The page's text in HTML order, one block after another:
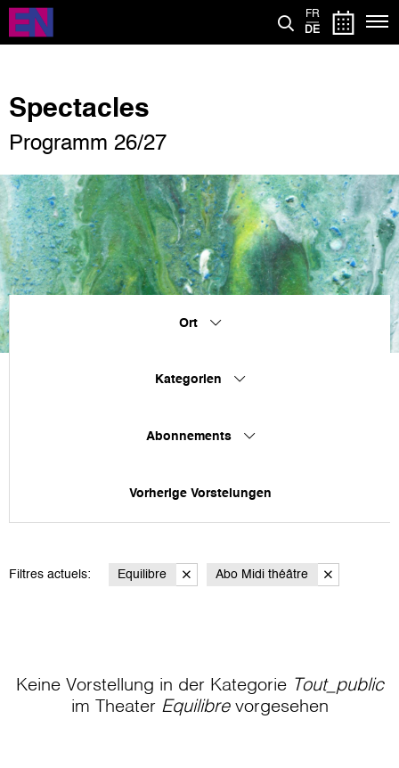
Direkt
zum
Inhalt
FR
DE
Spectacles
Programm 26/27
Ort
Kategorien
Abonnements
Vorherige Vorstelungen
Filtres actuels: Equilibre Abo Midi théâtre
Keine Vorstellung in der Kategorie Tout_public
im Theater Equilibrevorgesehen